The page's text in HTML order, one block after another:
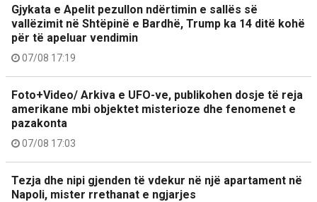
Gjykata e Apelit pezullon ndërtimin e sallës së
vallëzimit në Shtëpinë e Bardhë, Trump ka 14 ditë kohë
për të apeluar vendimin
07/08 17:19
Foto+Video/ Arkiva e UFO-ve, publikohen dosje të reja
amerikane mbi objektet misterioze dhe fenomenet e
pazakonta
07/08 17:03
Tezja dhe nipi gjenden të vdekur në një apartament në
Napoli, mister rrethanat e ngjarjes